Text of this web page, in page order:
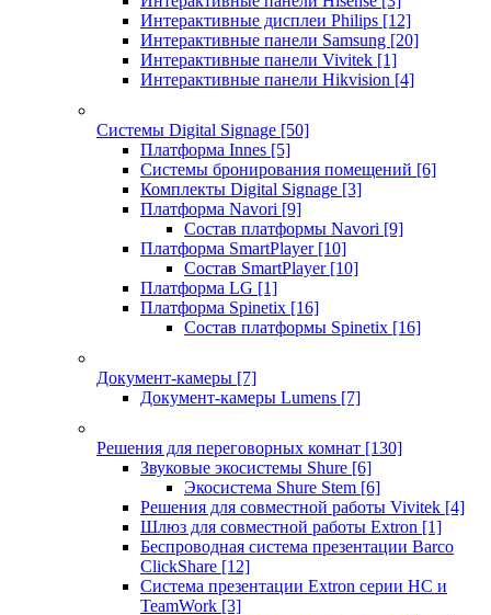
Интерактивные дисплеи Philips [12]
Интерактивные панели Samsung [20]
Интерактивные панели Vivitek [1]
Интерактивные панели Hikvision [4]
Системы Digital Signage [50]
Платформа Innes [5]
Системы бронирования помещений [6]
Комплекты Digital Signage [3]
Платформа Navori [9]
Состав платформы Navori [9]
Платформа SmartPlayer [10]
Состав SmartPlayer [10]
Платформа LG [1]
Платформа Spinetix [16]
Состав платформы Spinetix [16]
Документ-камеры [7]
Документ-камеры Lumens [7]
Решения для переговорных комнат [130]
Звуковые экосистемы Shure [6]
Экосистема Shure Stem [6]
Решения для совместной работы Vivitek [4]
Шлюз для совместной работы Extron [1]
Беспроводная система презентации Barco
ClickShare [12]
Система презентации Extron серии HC и
TeamWork [3]